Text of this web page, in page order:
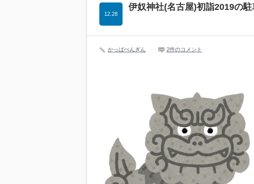
伊奴神社(名古屋)初詣2019の
12.28
かっぱぺんぎん 2件のコメント